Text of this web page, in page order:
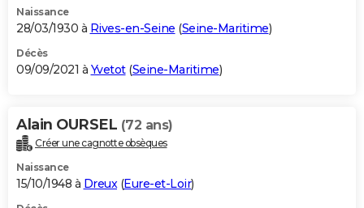
Naissance
28/03/1930 à Rives-en-Seine (Seine-Maritime)
Décès
09/09/2021 à Yvetot(Seine-Maritime)
Alain OURSEL (72 ans)
Créer une cagnotte obsèques
Naissance
15/10/1948 à Dreux(Eure-et-Loir)